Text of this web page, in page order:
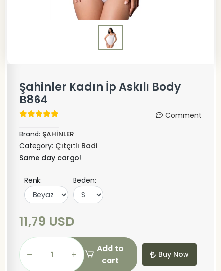
Şahinler Kadın İp Askılı Body
B864
Comment
Brand: ŞAHİNLER
Category: Çıtçıtlı Badi
Same day cargo!
Renk: Beden:
11,79 USD
Add to
cart
Buy Now